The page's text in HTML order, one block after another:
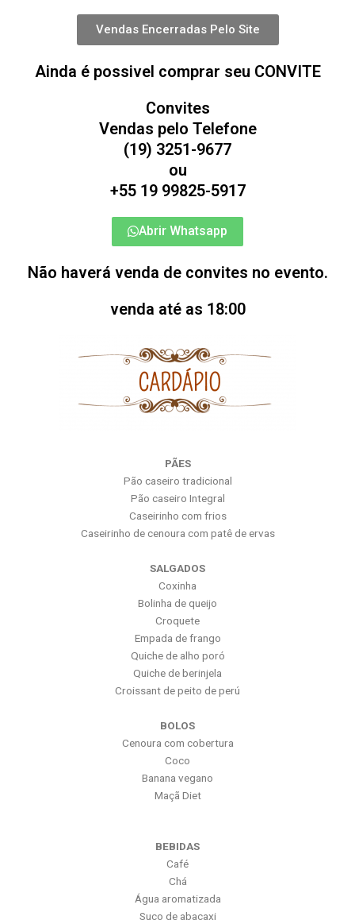
Vendas Encerradas Pelo Site
Ainda é possivel comprar seu CONVITE
Convites
Vendas pelo Telefone
(19) 3251-9677
ou
+55 19 99825-5917
Abrir Whatsapp
Não haverá venda de convites no evento.
venda até as 18:00
PÃES
Pão caseiro tradicional
Pão caseiro Integral
Caseirinho com frios
Caseirinho de cenoura com patê de ervas
SALGADOS
Coxinha
Bolinha de queijo
Croquete
Empada de frango
Quiche de alho poró
Quiche de berinjela
Croissant de peito de perú
BOLOS
Cenoura com cobertura
Coco
Banana vegano
Maçã Diet
BEBIDAS
Café
Chá
Água aromatizada
Suco de abacaxi